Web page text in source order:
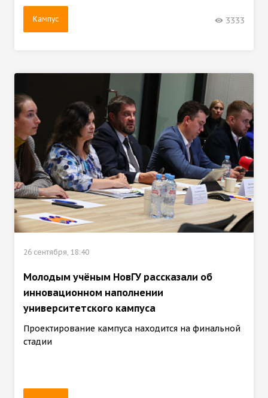
Кампус 3333
26 сентября, 18:40
Молодым учёным НовГУ рассказали об
инновационном наполнении
университетского кампуса
Проектирование кампуса находится на финальной
стадии